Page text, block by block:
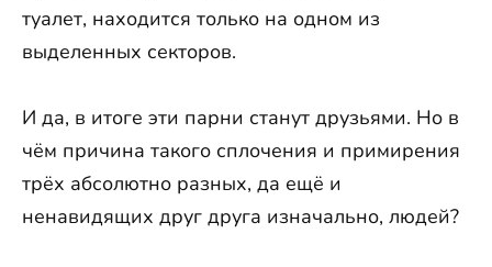
туалет, находится только на одном из
выделенных секторов.
И да, в итоге эти парни станут друзьями. Но в
чём причина такого сплочения и примирения
трёх абсолютно разных, да ещё и
ненавидящих друг друга изначально, людей?